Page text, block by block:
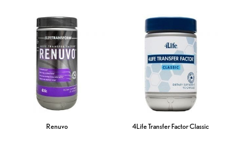
Renuvo 4Life Transfer Factor Classic